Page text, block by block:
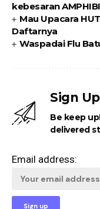
kebesaran
Mau Upacara
Daftarnya
Waspadai Flu
Sign
Be keep
delivered
Email address: